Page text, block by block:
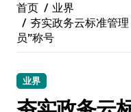
首页
业界
夯实政务云标准管
员”称号
业界